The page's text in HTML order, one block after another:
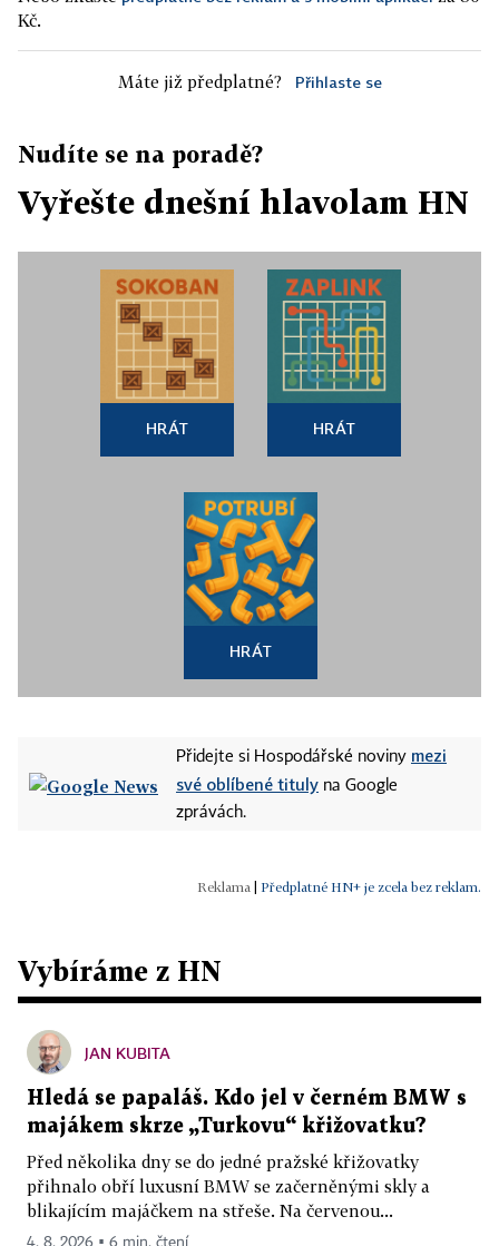
Kč.
Máte již předplatné? Přihlaste se
Nudíte se na poradě?
Vyřešte dnešní hlavolam HN
HRÁT HRÁT
HRÁT
Přidejte si Hospodářské noviny mezi
své oblíbené tituly na Google
zprávách.
Předplatné HN+ je zcela bez reklam.
Vybíráme z HN
JAN KUBITA
Hledá se papaláš. Kdo jel v černém BMW s
majákem skrze „Turkovu“ křižovatku?
Před několika dny se do jedné pražské křižovatky
přihnalo obří luxusní BMW se začerněnými skly a
blikajícím majáčkem na střeše. Na červenou...
4. 8. 2026 ▪ 6 min. čtení